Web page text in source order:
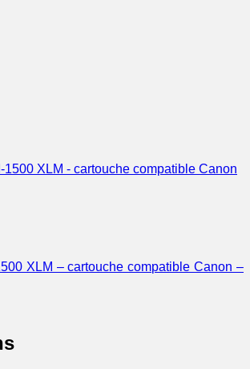
XLM – cartouche compatible Canon –